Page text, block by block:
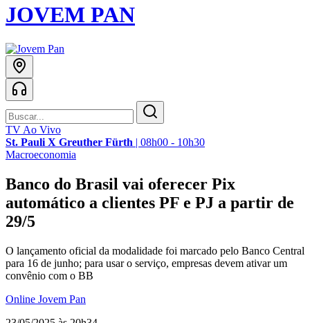
JOVEM PAN
TV Ao Vivo
St. Pauli X Greuther Fürth | 08h00 - 10h30
Macroeconomia
Banco do Brasil vai oferecer Pix
automático a clientes PF e PJ a partir de
29/5
O lançamento oficial da modalidade foi marcado pelo Banco Central
para 16 de junho; para usar o serviço, empresas devem ativar um
convênio com o BB
Online Jovem Pan